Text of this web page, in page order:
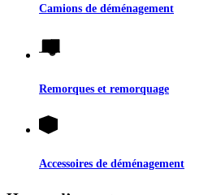
Camions de déménagement
Remorques et remorquage
Accessoires de déménagement